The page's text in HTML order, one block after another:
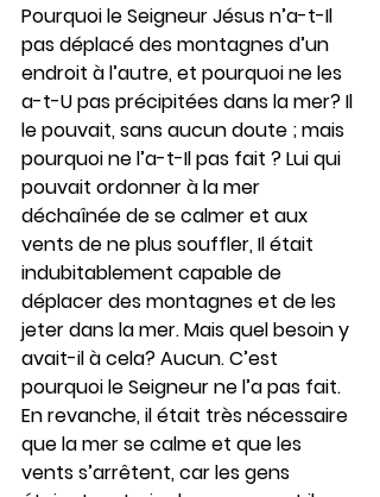
Pourquoi le Seigneur Jésus n’a-t-Il
pas déplacé des montagnes d’un
endroit à l’autre, et pourquoi ne les
a-t-U pas précipitées dans la mer? Il
le pouvait, sans aucun doute ; mais
pourquoi ne l’a-t-Il pas fait ? Lui qui
pouvait ordonner à la mer
déchaînée de se calmer et aux
vents de ne plus souffler, Il était
indubitablement capable de
déplacer des montagnes et de les
jeter dans la mer. Mais quel besoin y
avait-il à cela? Aucun. C’est
pourquoi le Seigneur ne l’a pas fait.
En revanche, il était très nécessaire
que la mer se calme et que les
vents s’arrêtent, car les gens